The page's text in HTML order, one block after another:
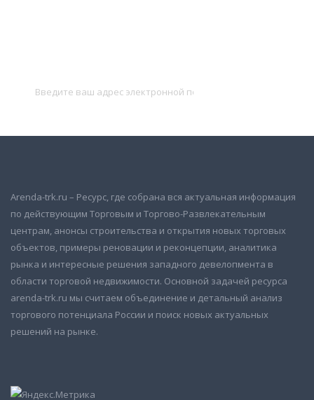
Arenda-trk.ru – Ресурс, где собрана вся актуальная информация
по действующим Торговым и Торгово-Развлекательным
центрам, анонсы строительства и открытия новых торговых
объектов, примеры реновации и реконцепции, аналитика
рынка и интересные решения западного девелопмента в
области торговой недвижимости. Основной задачей ресурса
arenda-trk.ru мы считаем объединение и детальный анализ
торгового потенциала России и поиск новых актуальных
решений на рынке.